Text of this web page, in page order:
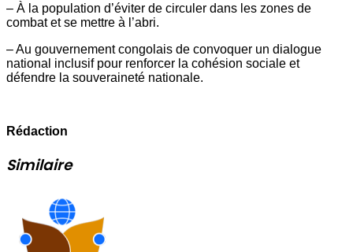
– À la population d’éviter de circuler dans les zones de
combat et se mettre à l’abri.
– Au gouvernement congolais de convoquer un dialogue
national inclusif pour renforcer la cohésion sociale et
défendre la souveraineté nationale.
Rédaction
Similaire